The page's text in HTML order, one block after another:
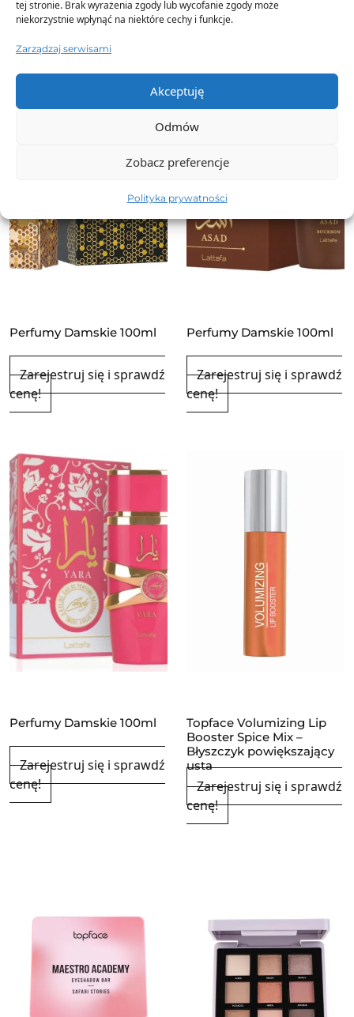
tej stronie. Brak wyrażenia zgody lub wycofanie zgody może
niekorzystnie wpłynąć na niektóre cechy i funkcje.
Zarządzaj serwisami
Akceptuję
Odmów
Zobacz preferencje
Polityka prywatności
Perfumy Damskie 100ml
Zarejestruj się i sprawdź
cenę!
Perfumy Damskie 100ml
Zarejestruj się i sprawdź
cenę!
Perfumy Damskie 100ml
Zarejestruj się i sprawdź
cenę!
Topface Volumizing Lip
Booster Spice Mix –
Błyszczyk powiększający
usta
Zarejestruj się i sprawdź
cenę!